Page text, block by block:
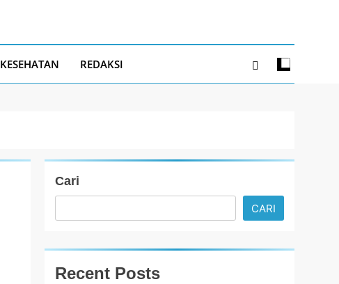
KESEHATAN REDAKSI
Cari
CARI
Recent Posts